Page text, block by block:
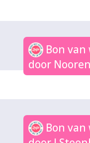
Bon
door Nooren
Bon